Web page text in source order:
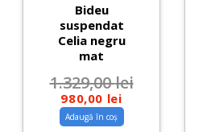
Bideu
suspendat
Celia negru
mat
1.329,00lei
980,00 lei
Adaugă în coș